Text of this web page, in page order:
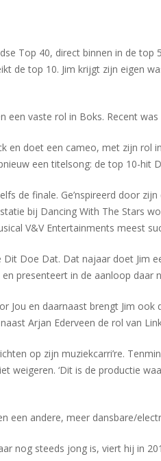
Top 40, direct binnen in de
de top 10. Jim krijgt zijn eigen
vaste rol in Boks. Recent
doet een cameo, met zijn rol
een titelsong: de top 10-hit
de finale. Ge’nspireerd door
bij Dancing With The Stars
V&V Entertainments meest
Doe Dat. Dat najaar doet Jim
presenteert in de aanloop
en daarnaast brengt Jim ook
Arjan Ederveen de rol van
op zijn muziekcarri’re.
weigeren. ‘Dit is de productie
een andere, meer dansbare/
nog steeds jong is, viert hij in